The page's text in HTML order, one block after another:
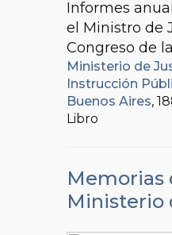
Informes
el Ministro de
Congreso de
Ministerio de
Instrucción
Buenos Aires,
Libro
Memorias
Ministerio